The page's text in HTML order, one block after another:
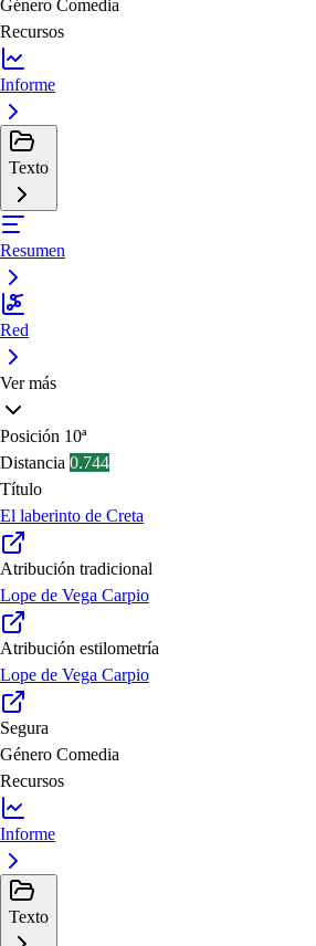
Género Comedia
Recursos
Informe
Texto
Resumen
Red
Ver más
Posición 10ª
Distancia 0.744
Título
El laberinto de Creta
Atribución tradicional
Lope de Vega Carpio
Atribución estilometría
Lope de Vega Carpio
Segura
Género Comedia
Recursos
Informe
Texto